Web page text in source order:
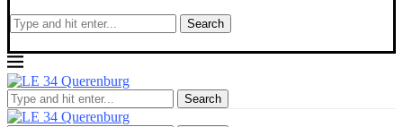
Search
Search